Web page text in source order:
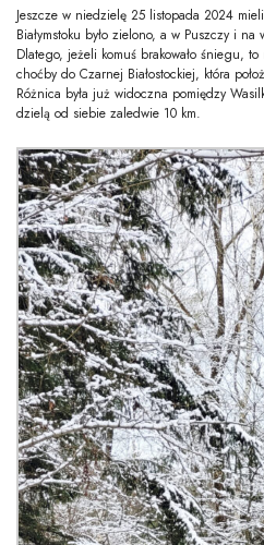
Jeszcze w niedzielę 25 listopada 2024
Białymstoku było zielono, a w Puszczy i na
Dlatego, jeżeli komuś brakowało śniegu,
choćby do Czarnej Białostockiej, która
Różnica była już widoczna pomiędzy
dzielą od siebie zaledwie 10 km.